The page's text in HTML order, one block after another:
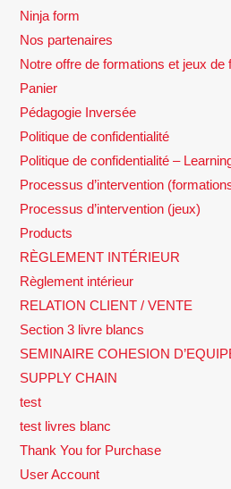
Ninja form
Nos partenaires
Notre offre de formations et jeux de
Panier
Pédagogie Inversée
Politique de confidentialité
Politique de confidentialité –
Processus d’intervention
Processus d’intervention (jeux)
Products
RÈGLEMENT INTÉRIEUR
Règlement intérieur
RELATION CLIENT / VENTE
Section 3 livre blancs
SEMINAIRE COHESION
SUPPLY CHAIN
test
test livres blanc
Thank You for Purchase
User Account